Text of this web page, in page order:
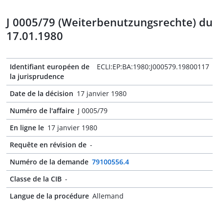
J 0005/79 (Weiterbenutzungsrechte) du
17.01.1980
Identifiant européen de
la jurisprudence
ECLI:EP:BA:1980:J000579.19800117
Date de la décision 17 janvier 1980
Numéro de l'affaire J 0005/79
En ligne le 17 janvier 1980
Requête en révision de -
Numéro de la demande 79100556.4
Classe de la CIB -
Langue de la procédure Allemand